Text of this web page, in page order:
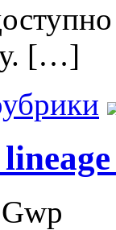
[…]
Gwp